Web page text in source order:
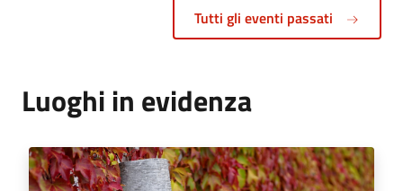
Tutti gli eventi passati
Luoghi in evidenza